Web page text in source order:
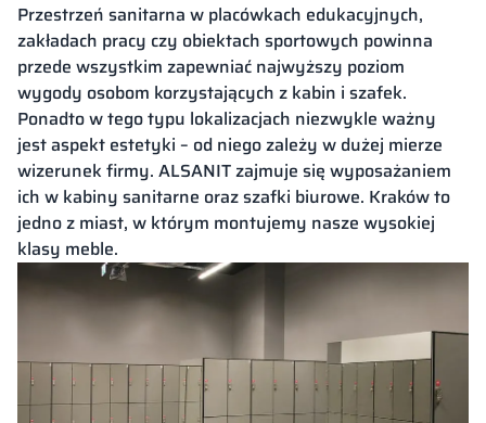
Przestrzeń sanitarna w placówkach edukacyjnych,
zakładach pracy czy obiektach sportowych powinna
przede wszystkim zapewniać najwyższy poziom
wygody osobom korzystających z kabin i szafek.
Ponadto w tego typu lokalizacjach niezwykle ważny
jest aspekt estetyki – od niego zależy w dużej mierze
wizerunek firmy. ALSANIT zajmuje się wyposażaniem
ich w kabiny sanitarne orazszafki biurowe. Kraków to
jedno z miast, w którym montujemy nasze wysokiej
klasy meble.